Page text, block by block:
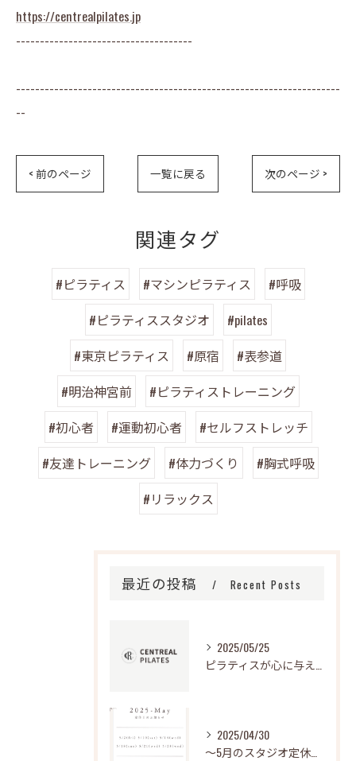
https://centrealpilates.jp
-------------------------------------
--------------------------------------------------------------------
--
< 前のページ 一覧に戻る 次のページ >
関連タグ
#ピラティス #マシンピラティス
#呼吸
#ピラティススタジオ
#pilates
#東京ピラティス
#原宿
#表参道
#明治神宮前
#ピラティストレーニング
#初心者
#運動初心者
#セルフストレッチ
#友達トレーニング
#体力づくり
#胸式呼吸
#リラックス
最近の投稿 Recent Posts
2025/05/25
2025/04/30
～5月のスタジオ定休日～